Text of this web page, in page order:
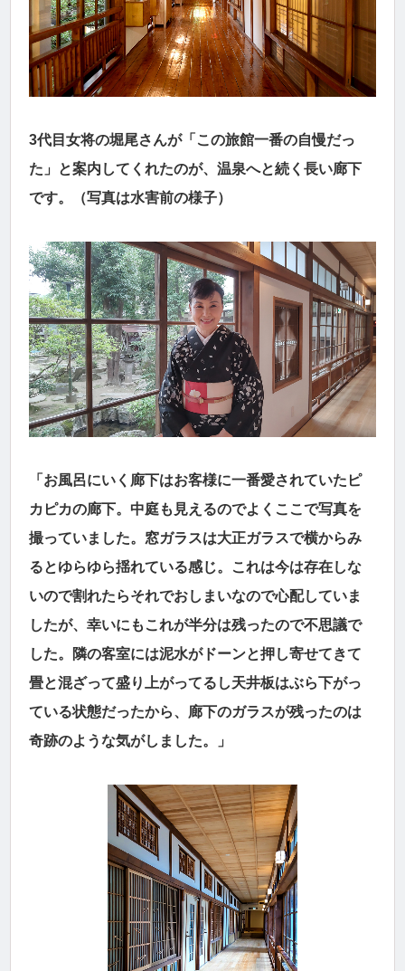
3代目女将の堀尾さんが「この旅館一番の自慢だっ
た」と案内してくれたのが、温泉へと続く長い廊下
です。（写真は水害前の様子）
「お風呂にいく廊下はお客様に一番愛されていたピ
カピカの廊下。中庭も見えるのでよくここで写真を
撮っていました。窓ガラスは大正ガラスで横からみ
るとゆらゆら揺れている感じ。これは今は存在しな
いので割れたらそれでおしまいなので心配していま
したが、幸いにもこれが半分は残ったので不思議で
した。隣の客室には泥水がドーンと押し寄せてきて
畳と混ざって盛り上がってるし天井板はぶら下がっ
ている状態だったから、廊下のガラスが残ったのは
奇跡のような気がしました。」